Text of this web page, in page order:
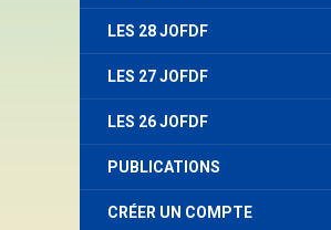
LES 28 JOFDF
LES 27 JOFDF
LES 26 JOFDF
PUBLICATIONS
CRÉER UN COMPTE